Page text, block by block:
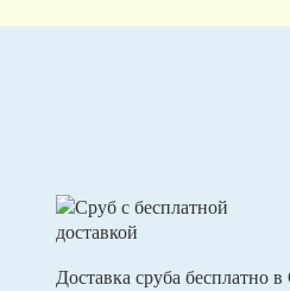
Доставка сруба бесплатно